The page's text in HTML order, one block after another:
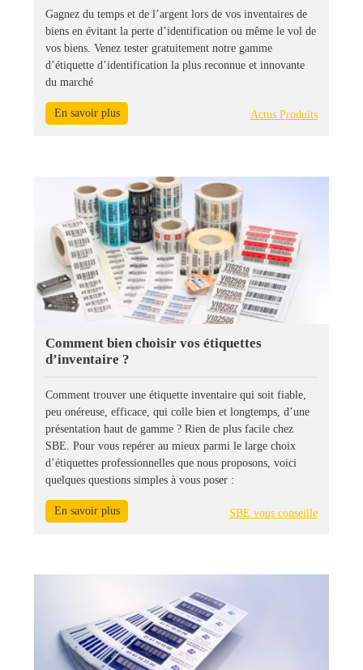
Gagnez du temps et de l’argent lors de vos inventaires de
biens en évitant la perte d’identification ou même le vol de
vos biens. Venez tester gratuitement notre gamme
d’étiquette d’identification la plus reconnue et innovante
du marché
En savoir plus Actus Produits
Comment bien choisir vos étiquettes
d’inventaire ?
Comment trouver une étiquette inventaire qui soit fiable,
peu onéreuse, efficace, qui colle bien et longtemps, d’une
présentation haut de gamme ? Rien de plus facile chez
SBE. Pour vous repérer au mieux parmi le large choix
d’étiquettes professionnelles que nous proposons, voici
quelques questions simples à vous poser :
En savoir plus SBE vous conseille